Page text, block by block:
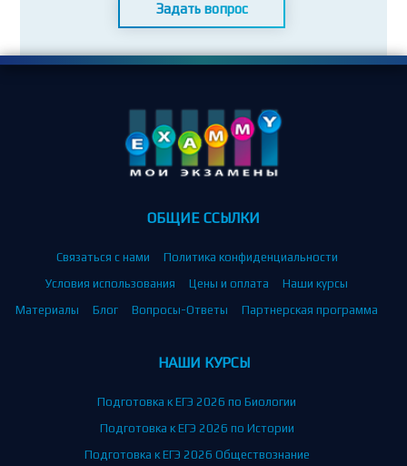
Задать вопрос
ОБЩИЕ ССЫЛКИ
Связаться с нами
Политика конфиденциальности
Условия использования
Цены и оплата
Наши курсы
Материалы
Блог Вопросы-Ответы Партнерская программа
НАШИ КУРСЫ
Подготовка к ЕГЭ 2026 по Биологии
Подготовка к ЕГЭ 2026 по Истории
Подготовка к ЕГЭ 2026 Обществознание